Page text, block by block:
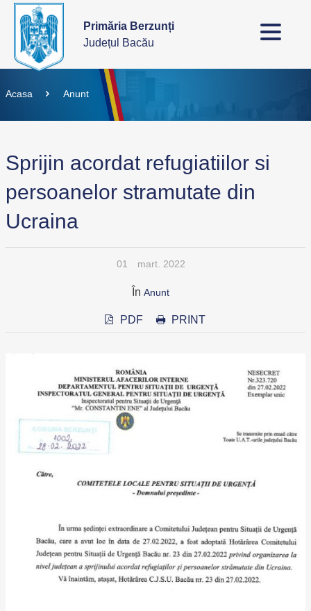
Primăria Berzunți
Județul Bacău
Acasa Anunt
Sprijin acordat refugiatiilor si
persoanelor stramutate din
Ucraina
01 mart. 2022
În Anunt
PDF PRINT